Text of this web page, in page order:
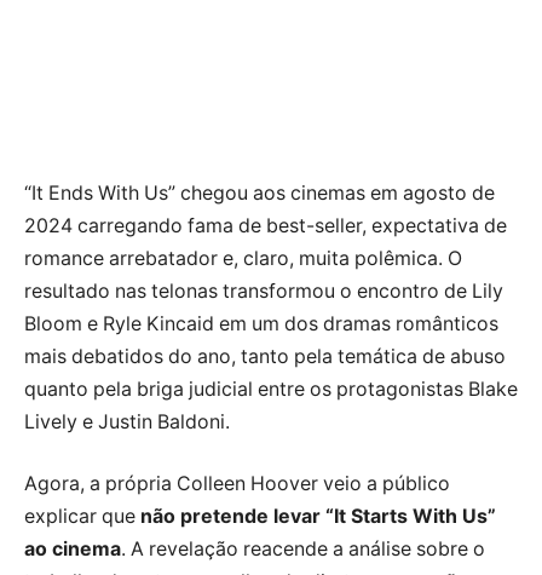
“It Ends With Us” chegou aos cinemas em agosto de
2024 carregando fama de best-seller, expectativa de
romance arrebatador e, claro, muita polêmica. O
resultado nas telonas transformou o encontro de Lily
Bloom e Ryle Kincaid em um dos dramas românticos
mais debatidos do ano, tanto pela temática de abuso
quanto pela briga judicial entre os protagonistas Blake
Lively e Justin Baldoni.
Agora, a própria Colleen Hoover veio a público
explicar que não pretende levar “It Starts With Us”
ao cinema. A revelação reacende a análise sobre o